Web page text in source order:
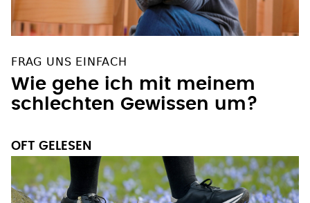
FRAG UNS EINFACH
Wie gehe ich mit meinem
schlechten Gewissen um?
OFT GELESEN